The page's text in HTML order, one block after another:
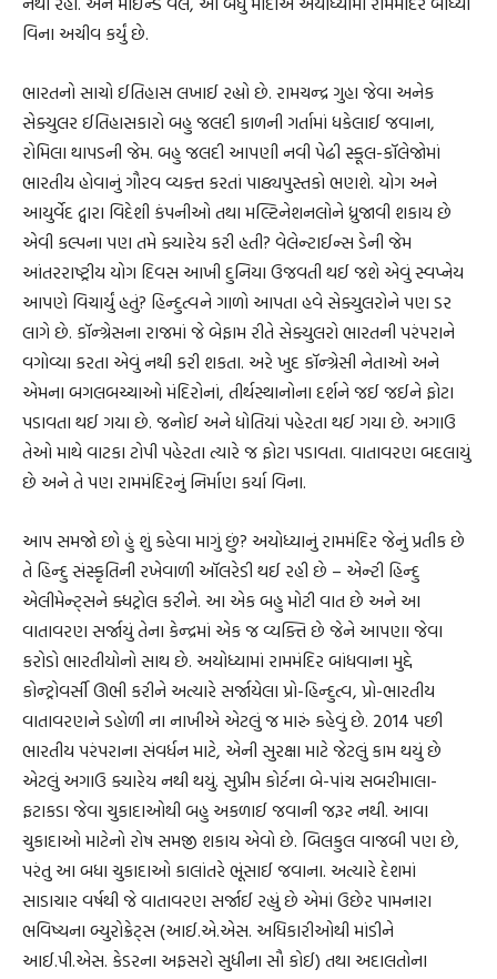
વિના અચીવ કર્યું છે.
ભારતનો સાચો ઈતિહાસ લખાઈ રહ્યો છે. રામચન્દ્ર ગુહા જેવા અનેક
સેક્યુલર ઈતિહાસકારો બહુ જલદી કાળની ગર્તામાં ધકેલાઈ જવાના,
રોમિલા થાપડની જેમ. બહુ જલદી આપણી નવી પેઢી સ્કૂલ-કૉલેજોમાં
ભારતીય હોવાનું ગૌરવ વ્યક્ત કરતાં પાઠ્યપુસ્તકો ભણશે. યોગ અને
આયુર્વેદ દ્વારા વિદેશી કંપનીઓ તથા મલ્ટિનેશનલોને ધ્રુજાવી શકાય છે
એવી કલ્પના પણ તમે ક્યારેય કરી હતી? વેલેન્ટાઈન્સ ડેની જેમ
આંતરરાષ્ટ્રીય યોગ દિવસ આખી દુનિયા ઉજવતી થઈ જશે એવું સ્વપ્નેય
આપણે વિચાર્યું હતું? હિન્દુત્વને ગાળો આપતા હવે સેક્યુલરોને પણ ડર
લાગે છે. કૉન્ગ્રેસના રાજમાં જે બેફામ રીતે સેક્યુલરો ભારતની પરંપરાને
વગોવ્યા કરતા એવું નથી કરી શકતા. અરે ખુદ કૉન્ગ્રેસી નેતાઓ અને
એમના બગલબચ્ચાઓ મંદિરોનાં, તીર્થસ્થાનોના દર્શને જઈ જઈને ફોટા
પડાવતા થઈ ગયા છે. જનોઈ અને ધોતિયાં પહેરતા થઈ ગયા છે. અગાઉ
તેઓ માથે વાટકા ટોપી પહેરતા ત્યારે જ ફોટા પડાવતા. વાતાવરણ બદલાયું
છે અને તે પણ રામમંદિરનું નિર્માણ કર્યા વિના.
આપ સમજો છો હું શું કહેવા માગું છું? અયોધ્યાનું રામમંદિર જેનું પ્રતીક છે
તે હિન્દુ સંસ્કૃતિની રખેવાળી ઑલરેડી થઈ રહી છે – એન્ટી હિન્દુ
એલીમેન્ટ્સને ક્ધટ્રોલ કરીને. આ એક બહુ મોટી વાત છે અને આ
વાતાવરણ સર્જાયું તેના કેન્દ્રમાં એક જ વ્યક્તિ છે જેને આપણા જેવા
કરોડો ભારતીયોનો સાથ છે. અયોધ્યામાં રામમંદિર બાંધવાના મુદ્દે
કોન્ટ્રોવર્સી ઊભી કરીને અત્યારે સર્જાયેલા પ્રો-હિન્દુત્વ, પ્રો-ભારતીય
વાતાવરણને ડહોળી ના નાખીએ એટલું જ મારું કહેવું છે. 2014 પછી
ભારતીય પરંપરાના સંવર્ધન માટે, એની સુરક્ષા માટે જેટલું કામ થયું છે
એટલું અગાઉ ક્યારેય નથી થયું. સુપ્રીમ કોર્ટના બે-પાંચ સબરીમાલા-
ફટાકડા જેવા ચુકાદાઓથી બહુ અકળાઈ જવાની જરૂર નથી. આવા
ચુકાદાઓ માટેનો રોષ સમજી શકાય એવો છે. બિલકુલ વાજબી પણ છે,
પરંતુ આ બધા ચુકાદાઓ કાલાંતરે ભૂંસાઈ જવાના. અત્યારે દેશમાં
સાડાચાર વર્ષથી જે વાતાવરણ સર્જાઈ રહ્યું છે એમાં ઉછેર પામનારા
ભવિષ્યના બ્યુરોક્રેટ્સ (આઈ.એ.એસ. અધિકારીઓથી માંડીને
આઈ.પી.એસ. કેડરના અફસરો સુધીના સૌ કોઈ) તથા અદાલતોના